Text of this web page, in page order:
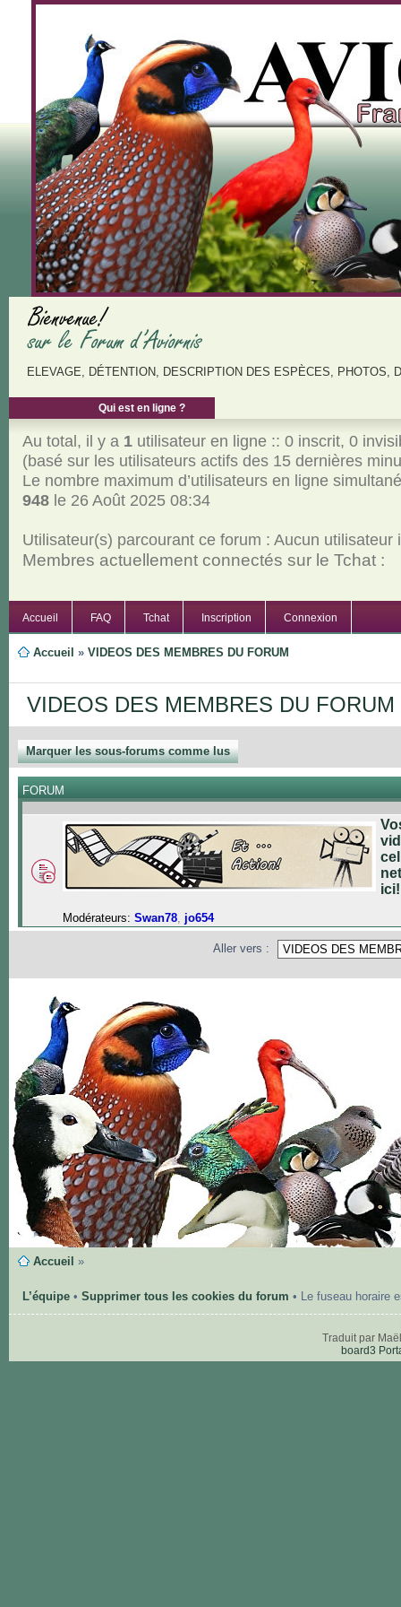
ELEVAGE, DÉTENTION, DESCRIPTION DES ESPÈCES, PHOTOS,
Qui est en ligne ?
Au total, il y a 1utilisateur en ligne :: 0 inscrit, 0
(basé sur les utilisateurs actifs des 15 dernières
Le nombre maximum d’utilisateurs en ligne
948le 26 Août 2025 08:34
Utilisateur(s) parcourant ce forum : Aucun utilisateur
Membres actuellement connectés sur le Tchat :
Accueil FAQ Tchat Inscription Connexion
Accueil » VIDEOS DES MEMBRES DU FORUM
VIDEOS DES MEMBRES DU FORUM
Marquer les sous-forums comme lus
FORUM
ici!
Modérateurs: Swan78, jo654
Aller vers :
Accueil »
L’équipe• Supprimer tous les cookies du forum • Le fuseau horaire
Traduit par
board3